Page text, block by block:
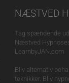
NÆSTVED
Tag spændende
Næstved
LearnbyJAN.com
Bliv alternativ
teknikker. Bliv